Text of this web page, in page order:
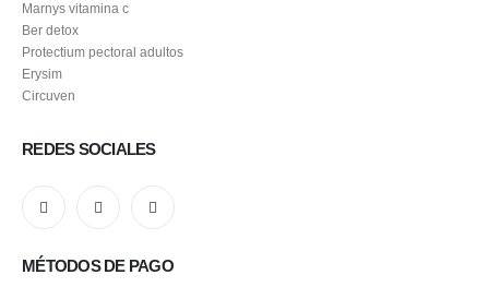
Marnys vitamina c
Ber detox
Protectium pectoral adultos
Erysim
Circuven
REDES SOCIALES
MÉTODOS DE PAGO